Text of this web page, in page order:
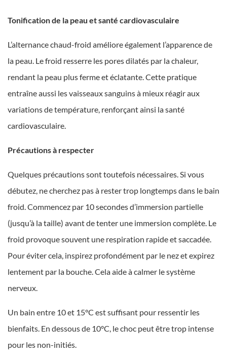
Tonification de la peau et santé cardiovasculaire
L’alternance chaud-froid améliore également l’apparence de
la peau. Le froid resserre les pores dilatés par la chaleur,
rendant la peau plus ferme et éclatante. Cette pratique
entraîne aussi les vaisseaux sanguins à mieux réagir aux
variations de température, renforçant ainsi la santé
cardiovasculaire.
Précautions à respecter
Quelques précautions sont toutefois nécessaires. Si vous
débutez, ne cherchez pas à rester trop longtemps dans le bain
froid. Commencez par 10 secondes d’immersion partielle
(jusqu’à la taille) avant de tenter une immersion complète. Le
froid provoque souvent une respiration rapide et saccadée.
Pour éviter cela, inspirez profondément par le nez et expirez
lentement par la bouche. Cela aide à calmer le système
nerveux.
Un bain entre 10 et 15°C est suffisant pour ressentir les
bienfaits. En dessous de 10°C, le choc peut être trop intense
pour les non-initiés.